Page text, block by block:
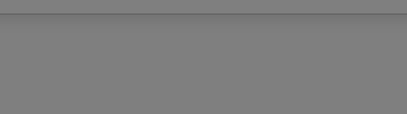
categorieën op basis van hun gewicht, dat vaak in